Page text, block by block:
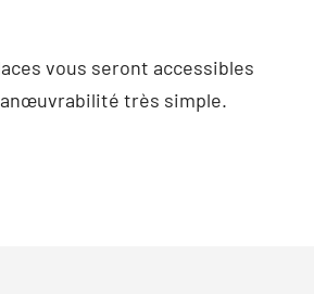
vous seront accessibles
très simple.